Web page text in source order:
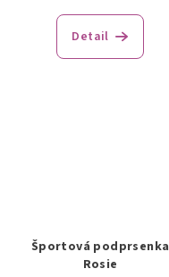
Detail
Športová podprsenka
Rosie